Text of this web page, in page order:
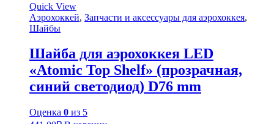
Quick View
Аэрохоккей, Запчасти и аксессуары для аэрохоккея,
Шайбы
Шайба для аэрохоккея LED
«Atomic Top Shelf» (прозрачная,
синий светодиод) D76 mm
Оценка 0 из 5